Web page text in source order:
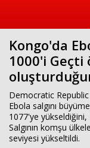
sohbet
cinsel
sohbet
sohbet
mobil
sohbet
islami
sohbetler
Kongo'da
1000'i
Democratic
Ebola salgını
1077'ye yükseldiğini,
Salgının komşu
seviyesi yükseltildi.